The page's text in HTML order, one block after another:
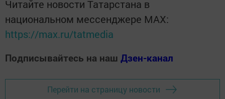
Читайте новости Татарстана в
национальном мессенджере MАХ:
https://max.ru/tatmedia
Подписывайтесь на наш Дзен-канал
Перейти на страницу новости